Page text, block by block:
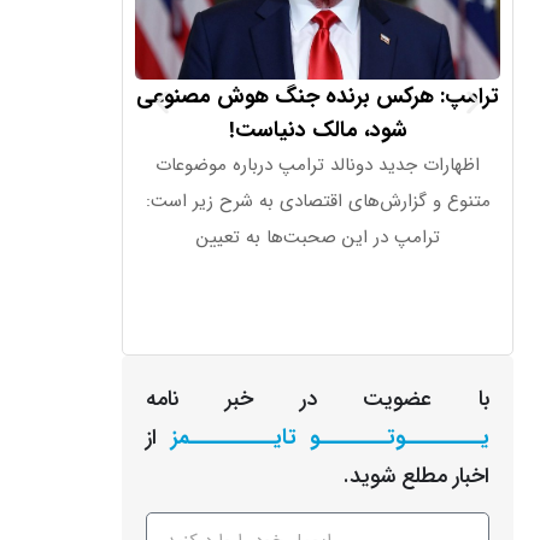
ترامپ: هرکس برنده جنگ هوش مصنوعی
شود، مالک دنیاست!
اظهارات جدید دونالد ترامپ درباره موضوعات
متنوع و گزارش‌های اقتصادی به شرح زیر است:
ترامپ در این صحبت‌ها به تعیین
با عضویت در خبر نامه
یـــــــــوتــــــــو تایــــــــــمز از
اخبار مطلع شوید.